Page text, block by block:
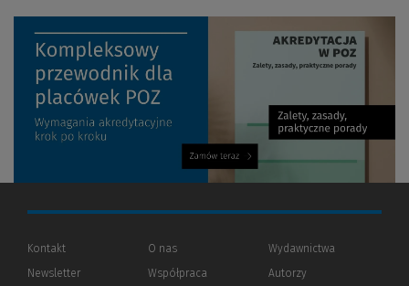
Kontakt
Newsletter
O nas
Współpraca
Wydawnictwa
Autorzy